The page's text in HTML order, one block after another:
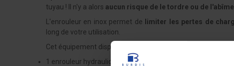
tuyau ! Il n'y a alors aucun risque de le tordre ou de
L'enrouleur en inox permet de
limiter les pertes de
long de votre utilisation.
Cet équipement dispose de :
1 enrouleur hydraulique